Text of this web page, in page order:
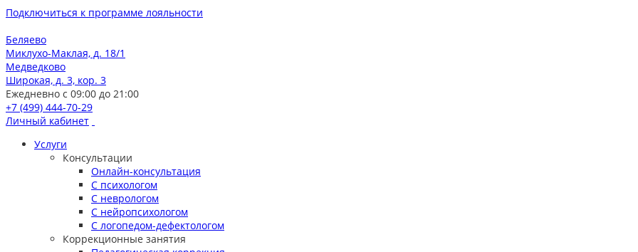
Подключиться к программе лояльности
Беляево
Миклухо-Маклая, д. 18/1
Медведково
Широкая, д. 3, кор. 3
Ежедневно с 09:00 до 21:00
+7 (499) 444-70-29
Личный кабинет
Услуги
Консультации
Онлайн-консультация
С психологом
С неврологом
С нейропсихологом
С логопедом-дефектологом
Коррекционные занятия